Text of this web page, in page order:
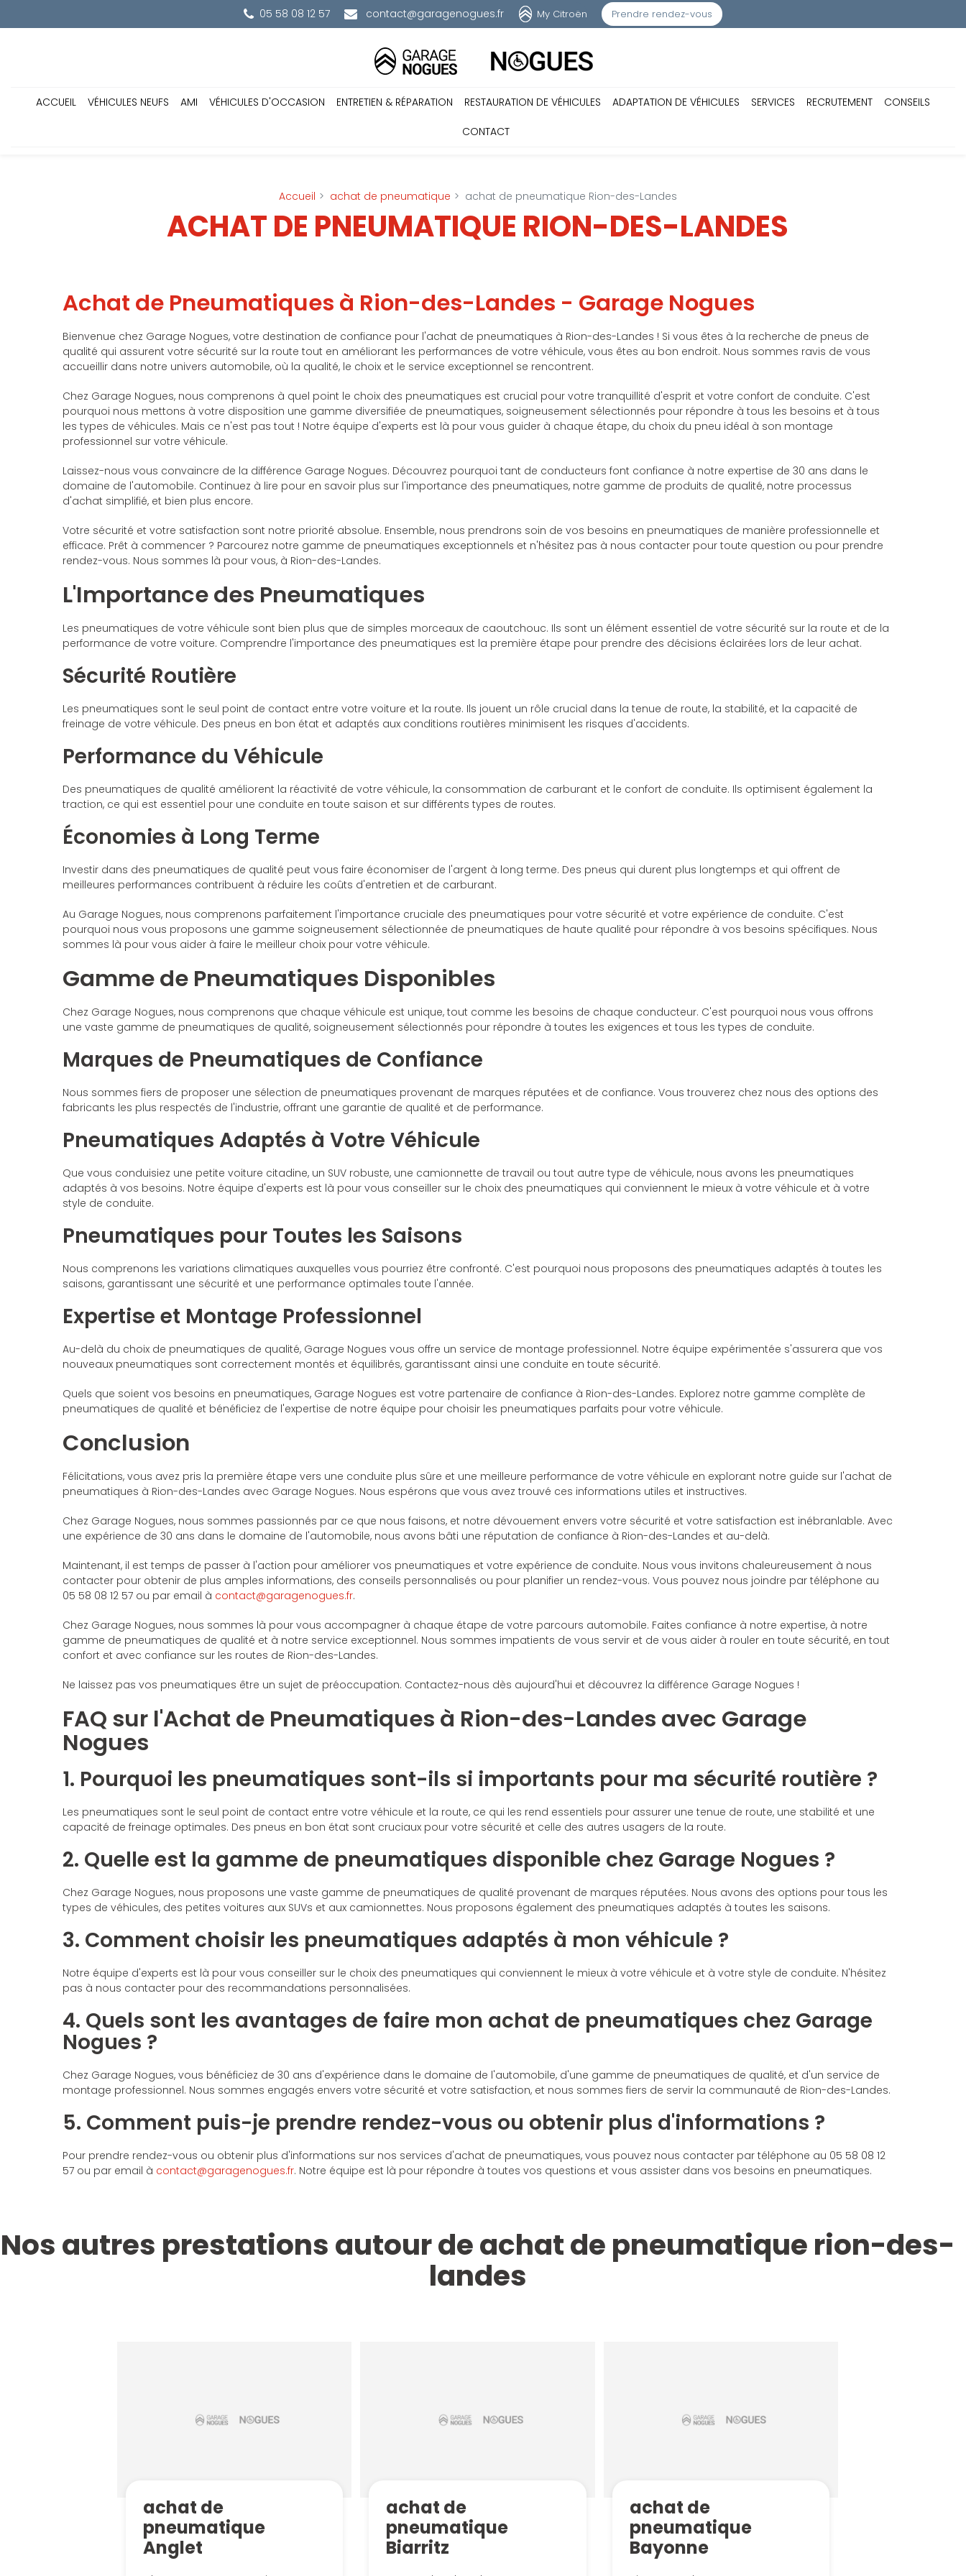
05 58 08 12 57 contact@garagenogues.fr My Citroën Prendre rendez-vous
ACCUEIL VÉHICULES NEUFS AMI VÉHICULES D'OCCASION ENTRETIEN & RÉPARATION RESTAURATION DE VÉHICULES ADAPTATION DE VÉHICULES SERVICES RECRUTEMENT CONSEILS
CONTACT
Accueil achat de pneumatique achat de pneumatique Rion-des-Landes
ACHAT DE PNEUMATIQUE RION-DES-LANDES
Achat de Pneumatiques à Rion-des-Landes - Garage Nogues
Bienvenue chez Garage Nogues, votre destination de confiance pour l'achat de pneumatiques à Rion-des-Landes ! Si vous êtes à la recherche de pneus de
qualité qui assurent votre sécurité sur la route tout en améliorant les performances de votre véhicule, vous êtes au bon endroit. Nous sommes ravis de vous
accueillir dans notre univers automobile, où la qualité, le choix et le service exceptionnel se rencontrent.
Chez Garage Nogues, nous comprenons à quel point le choix des pneumatiques est crucial pour votre tranquillité d'esprit et votre confort de conduite. C'est
pourquoi nous mettons à votre disposition une gamme diversifiée de pneumatiques, soigneusement sélectionnés pour répondre à tous les besoins et à tous
les types de véhicules. Mais ce n'est pas tout ! Notre équipe d'experts est là pour vous guider à chaque étape, du choix du pneu idéal à son montage
professionnel sur votre véhicule.
Laissez-nous vous convaincre de la différence Garage Nogues. Découvrez pourquoi tant de conducteurs font confiance à notre expertise de 30 ans dans le
domaine de l'automobile. Continuez à lire pour en savoir plus sur l'importance des pneumatiques, notre gamme de produits de qualité, notre processus
d'achat simplifié, et bien plus encore.
Votre sécurité et votre satisfaction sont notre priorité absolue. Ensemble, nous prendrons soin de vos besoins en pneumatiques de manière professionnelle et
efficace. Prêt à commencer ? Parcourez notre gamme de pneumatiques exceptionnels et n'hésitez pas à nous contacter pour toute question ou pour prendre
rendez-vous. Nous sommes là pour vous, à Rion-des-Landes.
L'Importance des Pneumatiques
Les pneumatiques de votre véhicule sont bien plus que de simples morceaux de caoutchouc. Ils sont un élément essentiel de votre sécurité sur la route et de la
performance de votre voiture. Comprendre l'importance des pneumatiques est la première étape pour prendre des décisions éclairées lors de leur achat.
Sécurité Routière
Les pneumatiques sont le seul point de contact entre votre voiture et la route. Ils jouent un rôle crucial dans la tenue de route, la stabilité, et la capacité de
freinage de votre véhicule. Des pneus en bon état et adaptés aux conditions routières minimisent les risques d'accidents.
Performance du Véhicule
Des pneumatiques de qualité améliorent la réactivité de votre véhicule, la consommation de carburant et le confort de conduite. Ils optimisent également la
traction, ce qui est essentiel pour une conduite en toute saison et sur différents types de routes.
Économies à Long Terme
Investir dans des pneumatiques de qualité peut vous faire économiser de l'argent à long terme. Des pneus qui durent plus longtemps et qui offrent de
meilleures performances contribuent à réduire les coûts d'entretien et de carburant.
Au Garage Nogues, nous comprenons parfaitement l'importance cruciale des pneumatiques pour votre sécurité et votre expérience de conduite. C'est
pourquoi nous vous proposons une gamme soigneusement sélectionnée de pneumatiques de haute qualité pour répondre à vos besoins spécifiques. Nous
sommes là pour vous aider à faire le meilleur choix pour votre véhicule.
Gamme de Pneumatiques Disponibles
Chez Garage Nogues, nous comprenons que chaque véhicule est unique, tout comme les besoins de chaque conducteur. C'est pourquoi nous vous offrons
une vaste gamme de pneumatiques de qualité, soigneusement sélectionnés pour répondre à toutes les exigences et tous les types de conduite.
Marques de Pneumatiques de Confiance
Nous sommes fiers de proposer une sélection de pneumatiques provenant de marques réputées et de confiance. Vous trouverez chez nous des options des
fabricants les plus respectés de l'industrie, offrant une garantie de qualité et de performance.
Pneumatiques Adaptés à Votre Véhicule
Que vous conduisiez une petite voiture citadine, un SUV robuste, une camionnette de travail ou tout autre type de véhicule, nous avons les pneumatiques
adaptés à vos besoins. Notre équipe d'experts est là pour vous conseiller sur le choix des pneumatiques qui conviennent le mieux à votre véhicule et à votre
style de conduite.
Pneumatiques pour Toutes les Saisons
Nous comprenons les variations climatiques auxquelles vous pourriez être confronté. C'est pourquoi nous proposons des pneumatiques adaptés à toutes les
saisons, garantissant une sécurité et une performance optimales toute l'année.
Expertise et Montage Professionnel
Au-delà du choix de pneumatiques de qualité, Garage Nogues vous offre un service de montage professionnel. Notre équipe expérimentée s'assurera que vos
nouveaux pneumatiques sont correctement montés et équilibrés, garantissant ainsi une conduite en toute sécurité.
Quels que soient vos besoins en pneumatiques, Garage Nogues est votre partenaire de confiance à Rion-des-Landes. Explorez notre gamme complète de
pneumatiques de qualité et bénéficiez de l'expertise de notre équipe pour choisir les pneumatiques parfaits pour votre véhicule.
Conclusion
Félicitations, vous avez pris la première étape vers une conduite plus sûre et une meilleure performance de votre véhicule en explorant notre guide sur l'achat de
pneumatiques à Rion-des-Landes avec Garage Nogues. Nous espérons que vous avez trouvé ces informations utiles et instructives.
Chez Garage Nogues, nous sommes passionnés par ce que nous faisons, et notre dévouement envers votre sécurité et votre satisfaction est inébranlable. Avec
une expérience de 30 ans dans le domaine de l'automobile, nous avons bâti une réputation de confiance à Rion-des-Landes et au-delà.
Maintenant, il est temps de passer à l'action pour améliorer vos pneumatiques et votre expérience de conduite. Nous vous invitons chaleureusement à nous
contacter pour obtenir de plus amples informations, des conseils personnalisés ou pour planifier un rendez-vous. Vous pouvez nous joindre par téléphone au
05 58 08 12 57 ou par email à contact@garagenogues.fr.
Chez Garage Nogues, nous sommes là pour vous accompagner à chaque étape de votre parcours automobile. Faites confiance à notre expertise, à notre
gamme de pneumatiques de qualité et à notre service exceptionnel. Nous sommes impatients de vous servir et de vous aider à rouler en toute sécurité, en tout
confort et avec confiance sur les routes de Rion-des-Landes.
Ne laissez pas vos pneumatiques être un sujet de préoccupation. Contactez-nous dès aujourd'hui et découvrez la différence Garage Nogues !
FAQ sur l'Achat de Pneumatiques à Rion-des-Landes avec Garage
Nogues
1. Pourquoi les pneumatiques sont-ils si importants pour ma sécurité routière ?
Les pneumatiques sont le seul point de contact entre votre véhicule et la route, ce qui les rend essentiels pour assurer une tenue de route, une stabilité et une
capacité de freinage optimales. Des pneus en bon état sont cruciaux pour votre sécurité et celle des autres usagers de la route.
2. Quelle est la gamme de pneumatiques disponible chez Garage Nogues ?
Chez Garage Nogues, nous proposons une vaste gamme de pneumatiques de qualité provenant de marques réputées. Nous avons des options pour tous les
types de véhicules, des petites voitures aux SUVs et aux camionnettes. Nous proposons également des pneumatiques adaptés à toutes les saisons.
3. Comment choisir les pneumatiques adaptés à mon véhicule ?
Notre équipe d'experts est là pour vous conseiller sur le choix des pneumatiques qui conviennent le mieux à votre véhicule et à votre style de conduite. N'hésitez
pas à nous contacter pour des recommandations personnalisées.
4. Quels sont les avantages de faire mon achat de pneumatiques chez Garage
Nogues ?
Chez Garage Nogues, vous bénéficiez de 30 ans d'expérience dans le domaine de l'automobile, d'une gamme de pneumatiques de qualité, et d'un service de
montage professionnel. Nous sommes engagés envers votre sécurité et votre satisfaction, et nous sommes fiers de servir la communauté de Rion-des-Landes.
5. Comment puis-je prendre rendez-vous ou obtenir plus d'informations ?
Pour prendre rendez-vous ou obtenir plus d'informations sur nos services d'achat de pneumatiques, vous pouvez nous contacter par téléphone au 05 58 08 12
57 ou par email à contact@garagenogues.fr. Notre équipe est là pour répondre à toutes vos questions et vous assister dans vos besoins en pneumatiques.
Nos autres prestations autour de achat de pneumatique rion-des-
landes
achat de
pneumatique
Anglet
achat de
pneumatique
Biarritz
achat de
pneumatique
Bayonne